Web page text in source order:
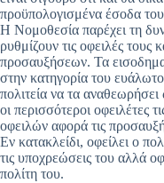
προϋπολογισμένα έσοδα
Η Νομοθεσία παρέχει τη
ρυθμίζουν τις οφειλές τους
προσαυξήσεων. Τα
στην κατηγορία του
πολιτεία να τα
οι περισσότεροι οφειλέτες
οφειλών αφορά τις
Εν κατακλείδι, οφείλει ο
τις υποχρεώσεις του αλλά
πολίτη του.